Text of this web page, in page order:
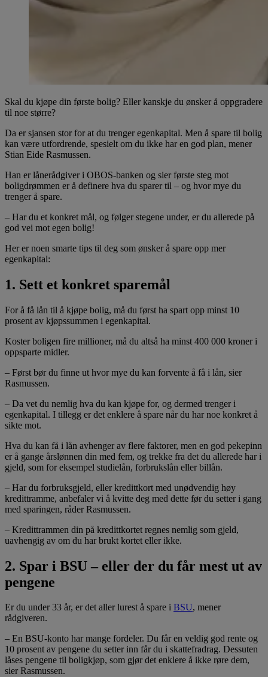
Skal du kjøpe din første bolig? Eller kanskje du ønsker å oppgradere
til noe større?
Da er sjansen stor for at du trenger egenkapital. Men å spare til bolig
kan være utfordrende, spesielt om du ikke har en god plan, mener
Stian Eide Rasmussen.
Han er lånerådgiver i OBOS-banken og sier første steg mot
boligdrømmen er å definere hva du sparer til – og hvor mye du
trenger å spare.
– Har du et konkret mål, og følger stegene under, er du allerede på
god vei mot egen bolig!
Her er noen smarte tips til deg som ønsker å spare opp mer
egenkapital:
1. Sett et konkret sparemål
For å få lån til å kjøpe bolig, må du først ha spart opp minst 10
prosent av kjøpssummen i egenkapital.
Koster boligen fire millioner, må du altså ha minst 400 000 kroner i
oppsparte midler.
– Først bør du finne ut hvor mye du kan forvente å få i lån, sier
Rasmussen.
– Da vet du nemlig hva du kan kjøpe for, og dermed trenger i
egenkapital. I tillegg er det enklere å spare når du har noe konkret å
sikte mot.
Hva du kan få i lån avhenger av flere faktorer, men en god pekepinn
er å gange årslønnen din med fem, og trekke fra det du allerede har i
gjeld, som for eksempel studielån, forbrukslån eller billån.
– Har du forbruksgjeld, eller kredittkort med unødvendig høy
kredittramme, anbefaler vi å kvitte deg med dette før du setter i gang
med sparingen, råder Rasmussen.
– Kredittrammen din på kredittkortet regnes nemlig som gjeld,
uavhengig av om du har brukt kortet eller ikke.
2. Spar i BSU – eller der du får mest ut av
pengene
Er du under 33 år, er det aller lurest å spare i BSU, mener
rådgiveren.
– En BSU-konto har mange fordeler. Du får en veldig god rente og
10 prosent av pengene du setter inn får du i skattefradrag. Dessuten
låses pengene til boligkjøp, som gjør det enklere å ikke røre dem,
sier Rasmussen.